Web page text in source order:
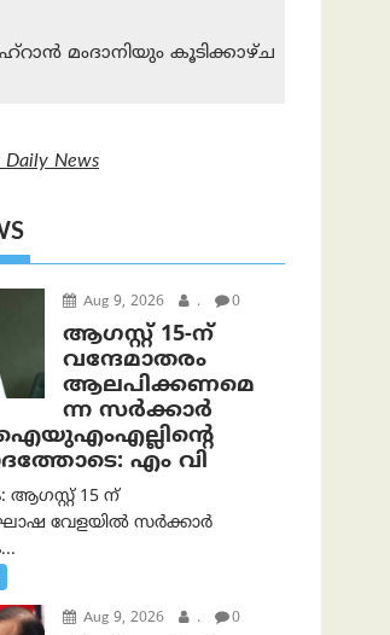
മം‌ദാനിയും കൂടിക്കാഴ്ച
News
Aug 9, 2026 . 0
ആഗസ്റ്റ് 15-ന്
വന്ദേമാതരം
ആലപിക്കണമെ
ന്ന സര്‍ക്കാര്‍
എം വി
ആഗസ്റ്റ് 15 ന്
വേളയിൽ സർക്കാർ
Aug 9, 2026 . 0